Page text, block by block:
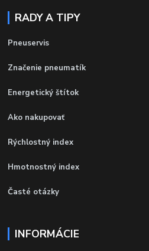
RADY A TIPY
Pneuservis
Značenie pneumatík
Energetický štítok
Ako nakupovať
Rýchlostný index
Hmotnostný index
Časté otázky
INFORMÁCIE